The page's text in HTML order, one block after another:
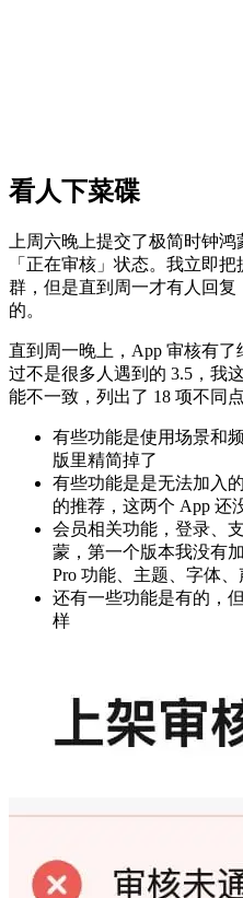
看人下菜碟
上周六晚上提交了极简时钟
「正在审核」状态。我立即
群，但是直到周一才有人回
的。
直到周一晚上，App 审核有
过不是很多人遇到的 3.5，我
能不一致，列出了 18 项不同
有些功能是使用场景和
版里精简掉了
有些功能是是无法加入
的推荐，这两个 App 还
会员相关功能，登录、
蒙，第一个版本我没有
Pro 功能、主题、字体
还有一些功能是有的，
样